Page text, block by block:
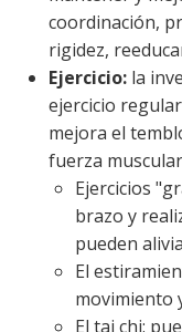
coordinación,
rigidez,
Ejercicio: la
ejercicio
mejora el
fuerza muscular
Ejercicios
brazo y
pueden
El
movimiento
El tai chi: